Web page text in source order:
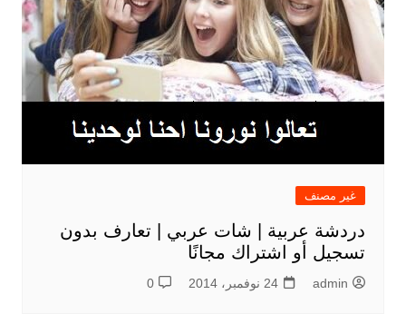
غير مصنف
دردشة عربية | شات عربي | تعارف بدون
تسجيل أو اشتراك مجانًا
admin 24 نوفمبر، 2014 0